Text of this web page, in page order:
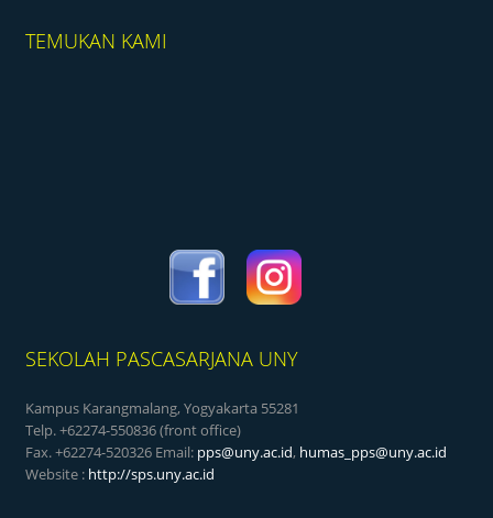
TEMUKAN KAMI
SEKOLAH PASCASARJANA UNY
Kampus Karangmalang, Yogyakarta 55281
Telp. +62274-550836 (front office)
Fax. +62274-520326 Email: pps@uny.ac.id, humas_pps@uny.ac.id
Website : http://sps.uny.ac.id